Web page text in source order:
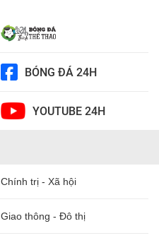
BÓNG ĐÁ 24H
YOUTUBE 24H
Chính trị - Xã hội
Giao thông - Đô thị